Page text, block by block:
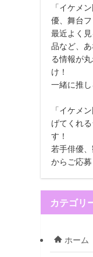
「イケメ
優、舞台
最近よく
品など、
る情報が
け！
一緒に推
「イケメ
げてくれ
す！
若手俳優
からご応募
カテゴリ
ホーム